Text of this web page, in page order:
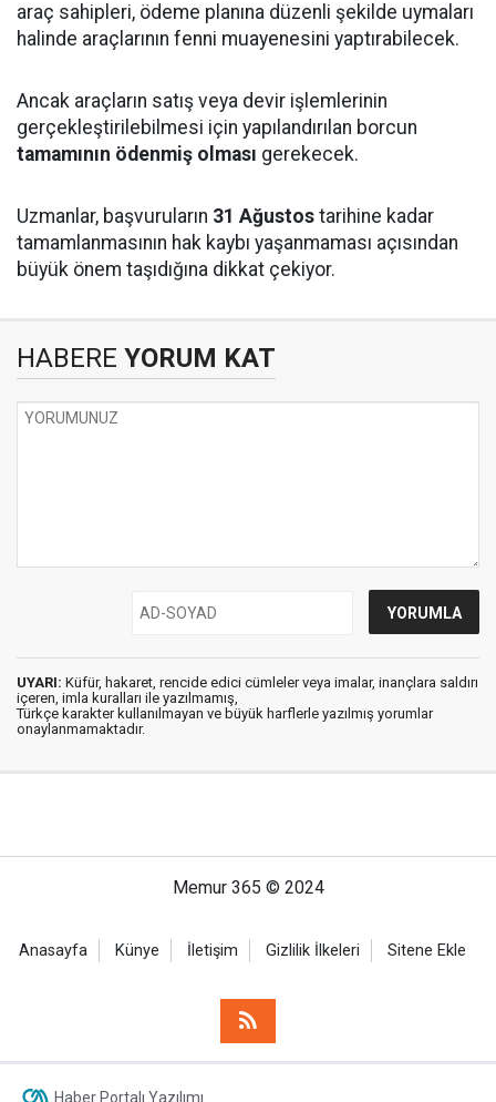
araç sahipleri, ödeme planına düzenli şekilde uymaları
halinde araçlarının fenni muayenesini yaptırabilecek.
Ancak araçların satış veya devir işlemlerinin
gerçekleştirilebilmesi için yapılandırılan borcun
tamamının ödenmiş olması gerekecek.
Uzmanlar, başvuruların 31 Ağustos tarihine kadar
tamamlanmasının hak kaybı yaşanmaması açısından
büyük önem taşıdığına dikkat çekiyor.
HABERE YORUM KAT
UYARI: Küfür, hakaret, rencide edici cümleler veya imalar, inançlara saldırı
içeren, imla kuralları ile yazılmamış,
Türkçe karakter kullanılmayan ve büyük harflerle yazılmış yorumlar
onaylanmamaktadır.
Memur 365 © 2024
Anasayfa Künye İletişim Gizlilik İlkeleri Sitene Ekle
Haber Portalı Yazılımı